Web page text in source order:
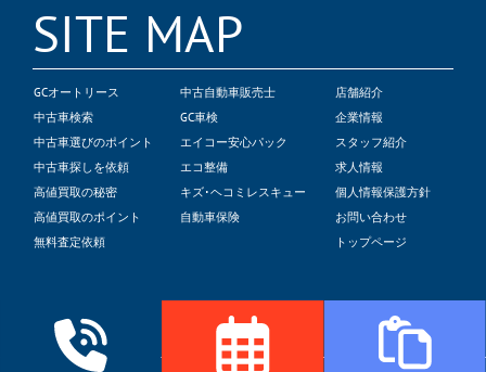
SITE MAP
GCオートリース
中古車検索
中古車選びのポイント
中古車探しを依頼
高値買取の秘密
高値買取のポイント
無料査定依頼
中古自動車販売士
GC車検
エイコー安心パック
エコ整備
キズ･ヘコミレスキュー
自動車保険
店舗紹介
企業情報
スタッフ紹介
求人情報
個人情報保護方針
お問い合わせ
トップページ